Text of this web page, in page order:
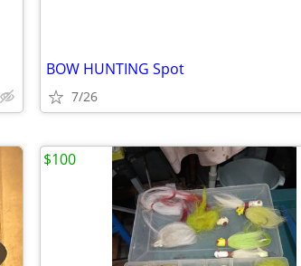
BOW HUNTING Spot
7/26
$100